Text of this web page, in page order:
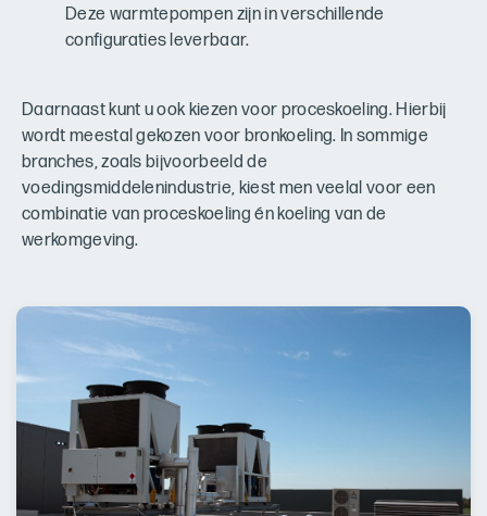
Deze warmtepompen zijn in verschillende
configuraties leverbaar.
Daarnaast kunt u ook kiezen voor proceskoeling. Hierbij
wordt meestal gekozen voor bronkoeling. In sommige
branches, zoals bijvoorbeeld de
voedingsmiddelenindustrie, kiest men veelal voor een
combinatie van proceskoeling én koeling van de
werkomgeving.